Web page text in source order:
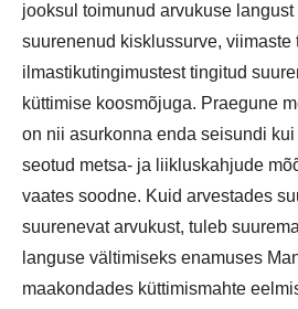
jooksul toimunud arvukuse
suurenenud kisklussurve, viimaste
ilmastikutingimustest tingitud
küttimise koosmõjuga. Praegune
on nii asurkonna enda seisundi
seotud metsa- ja liikluskahjude
vaates soodne. Kuid arvestades
suurenevat arvukust, tuleb
languse vältimiseks enamuses
maakondades küttimismahte